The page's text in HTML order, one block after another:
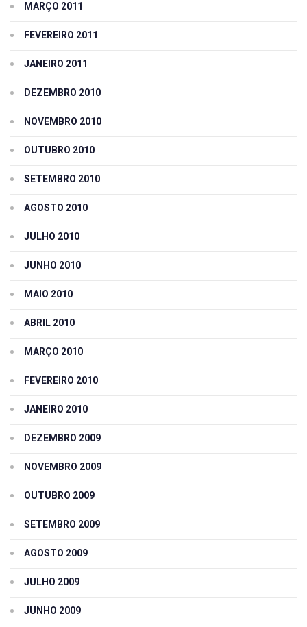
MARÇO 2011
FEVEREIRO 2011
JANEIRO 2011
DEZEMBRO 2010
NOVEMBRO 2010
OUTUBRO 2010
SETEMBRO 2010
AGOSTO 2010
JULHO 2010
JUNHO 2010
MAIO 2010
ABRIL 2010
MARÇO 2010
FEVEREIRO 2010
JANEIRO 2010
DEZEMBRO 2009
NOVEMBRO 2009
OUTUBRO 2009
SETEMBRO 2009
AGOSTO 2009
JULHO 2009
JUNHO 2009